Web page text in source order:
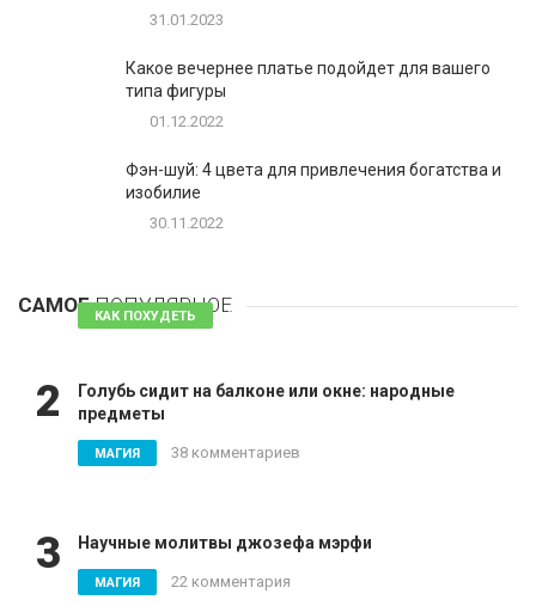
31.01.2023
Какое вечернее платье подойдет для вашего
типа фигуры
01.12.2022
Фэн-шуй: 4 цвета для привлечения богатства и
изобилие
30.11.2022
САМОЕПОПУЛЯРНОЕ
КАК ПОХУДЕТЬ 81 комментарий
2
Голубь сидит на балконе или окне: народные
предметы
МАГИЯ 38 комментариев
3 Научные молитвы джозефа мэрфи
МАГИЯ 22 комментария